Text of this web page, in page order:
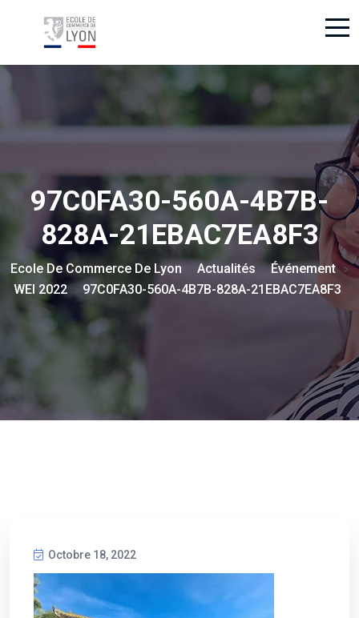
97C0FA30-560A-4B7B-
828A-21EBAC7EA8F3
Ecole De Commerce De Lyon Actualités >Événement >
WEI 2022 97C0FA30-560A-4B7B-828A-21EBAC7EA8F3
Octobre 18, 2022